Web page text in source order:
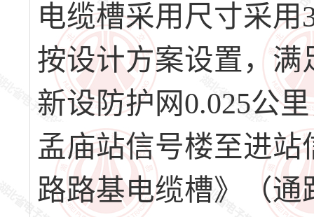
电缆槽采用尺寸采用
按设计方案设置，
新设防护网0.025公
孟庙站信号楼至进
路路基电缆槽》（通